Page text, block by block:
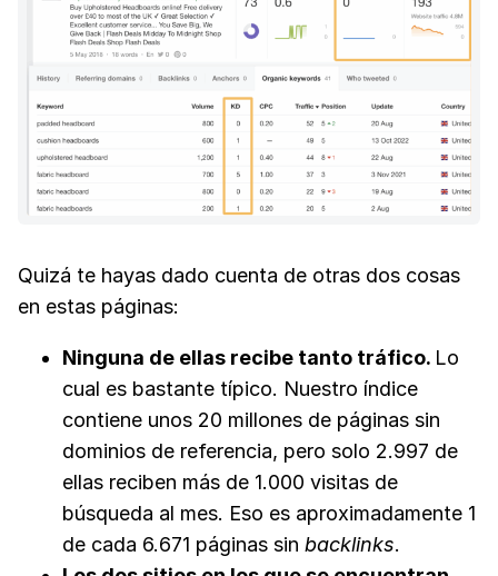
Quizá te hayas dado cuenta de otras dos cosas
en estas páginas:
Ninguna de ellas recibe tanto tráfico. Lo
cual es bastante típico. Nuestro índice
contiene unos 20 millones de páginas sin
dominios de referencia, pero solo 2.997 de
ellas reciben más de 1.000 visitas de
búsqueda al mes. Eso es aproximadamente 1
de cada 6.671 páginas sin backlinks.